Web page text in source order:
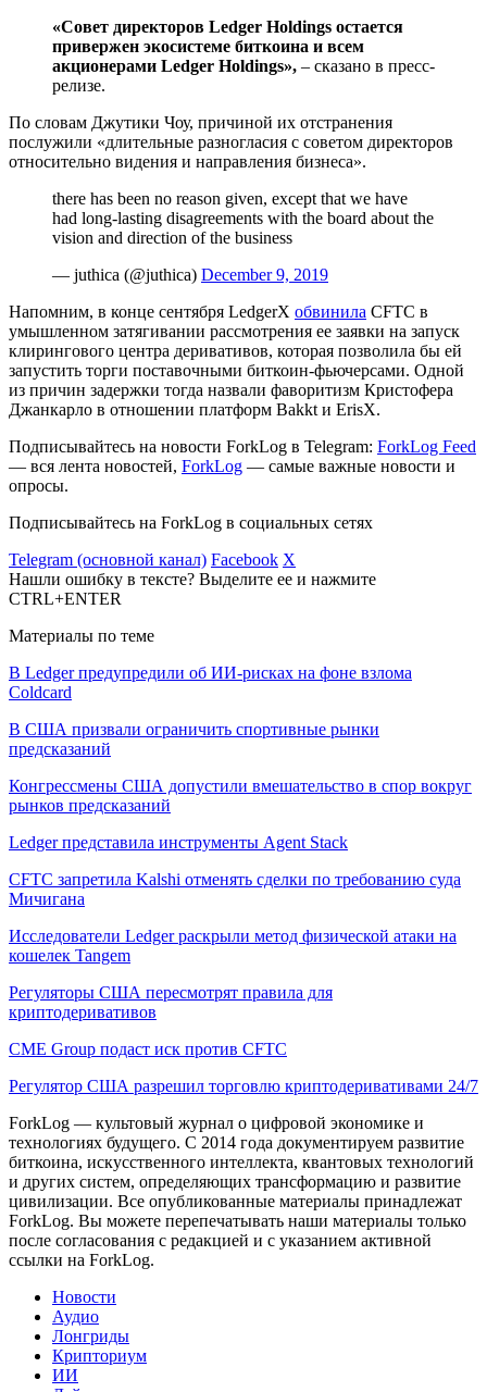
«Совет директоров Ledger Holdings остается
привержен экосистеме биткоина и всем
акционерами Ledger Holdings», – сказано в пресс-
релизе.
По словам Джутики Чоу, причиной их отстранения
послужили «длительные разногласия с советом директоров
относительно видения и направления бизнеса».
there has been no reason given, except that we have
had long-lasting disagreements with the board about the
vision and direction of the business
— juthica (@juthica) December 9, 2019
Напомним, в конце сентября LedgerX обвинила CFTC в
умышленном затягивании рассмотрения ее заявки на запуск
клирингового центра деривативов, которая позволила бы ей
запустить торги поставочными биткоин-фьючерсами. Одной
из причин задержки тогда назвали фаворитизм Кристофера
Джанкарло в отношении платформ Bakkt и ErisX.
Подписывайтесь на новости ForkLog в Telegram: ForkLog Feed
— вся лента новостей, ForkLog — самые важные новости и
опросы.
Подписывайтесь на ForkLog в социальных сетях
Telegram (основной канал) Facebook X
Нашли ошибку в тексте? Выделите ее и нажмите
CTRL+ENTER
Материалы по теме
В Ledger предупредили об ИИ-рисках на фоне взлома
Coldcard
В США призвали ограничить спортивные рынки
предсказаний
Конгрессмены США допустили вмешательство в спор вокруг
рынков предсказаний
Ledger представила инструменты Agent Stack
CFTC запретила Kalshi отменять сделки по требованию суда
Мичигана
Исследователи Ledger раскрыли метод физической атаки на
кошелек Tangem
Регуляторы США пересмотрят правила для
криптодеривативов
CME Group подаст иск против CFTC
Регулятор США разрешил торговлю криптодеривативами 24/7
ForkLog — культовый журнал о цифровой экономике и
технологиях будущего. С 2014 года документируем развитие
биткоина, искусственного интеллекта, квантовых технологий
и других систем, определяющих трансформацию и развитие
цивилизации. Все опубликованные материалы принадлежат
ForkLog. Вы можете перепечатывать наши материалы только
после согласования с редакцией и с указанием активной
ссылки на ForkLog.
Новости
Аудио
Лонгриды
Крипториум
ИИ